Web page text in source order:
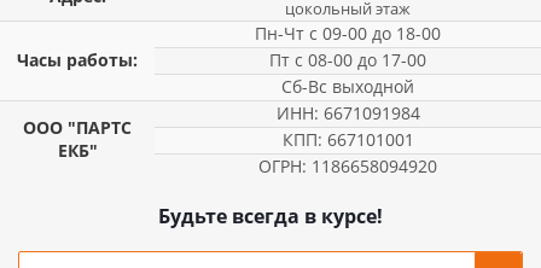
цокольный этаж
Часы работы:
Пн-Чт с 09-00 до 18-00
Пт с 08-00 до 17-00
Сб-Вс выходной
ООО "ПАРТС
ЕКБ"
ИНН: 6671091984
КПП: 667101001
ОГРН: 1186658094920
Будьте всегда в курсе!